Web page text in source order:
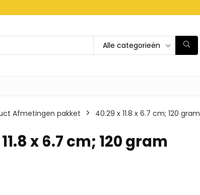
Alle categorieën
Afmetingen pakket 40.29 x 11.8 x 6.7 cm; 120 gram
x 6.7 cm; 120 gram